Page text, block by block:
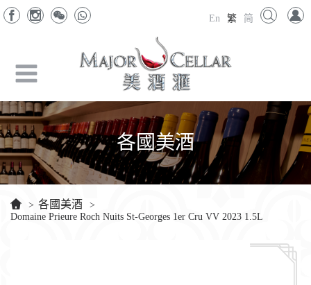
En 繁 简
各國美酒
> 各國美酒
>
Domaine Prieure Roch Nuits St-Georges 1er Cru VV 2023 1.5L